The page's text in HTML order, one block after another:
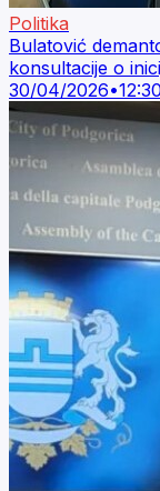
Politika
Bulatović
konsultacije o
30/04/2026•12:30